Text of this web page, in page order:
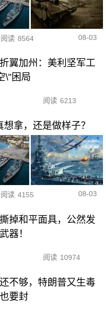
阅读 8564 08-03
翼加州：美利坚军工
\"困局
阅读 6213
拿，还是做样子？
阅读 4155 08-03
掉和平面具，公然发
器！
阅读 10974
不够，特朗普又生毒
要封